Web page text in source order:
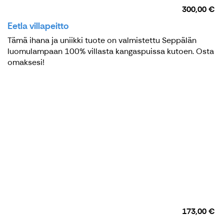
300,00 €
Eetla villapeitto
Tämä ihana ja uniikki tuote on valmistettu Seppälän
luomulampaan 100% villasta kangaspuissa kutoen. Osta
omaksesi!
173,00 €